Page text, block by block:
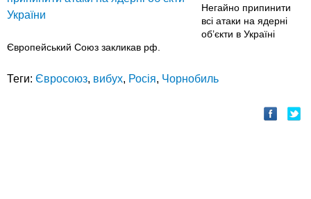
Негайно припинити
всі атаки на ядерні
об’єкти в Україні
Європейський Союз закликав рф.
Теги: Євросоюз, вибух, Росія, Чорнобиль